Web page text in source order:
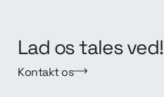
Lad os tales ved!
Kontakt os